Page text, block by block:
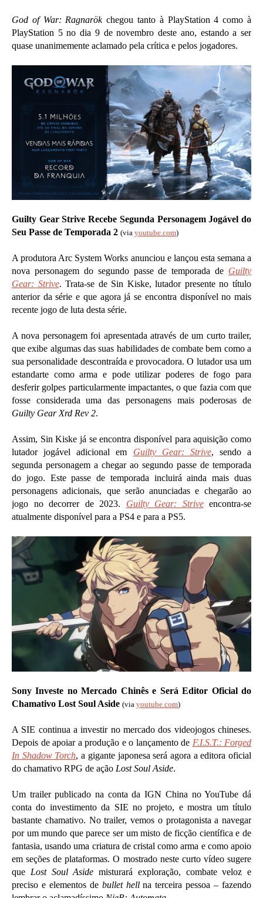
God of War: Ragnarök chegou tanto à PlayStation 4 como à
PlayStation 5 no dia 9 de novembro deste ano, estando a ser
quase unanimemente aclamado pela crítica e pelos jogadores.
Guilty Gear Strive Recebe Segunda Personagem Jogável do
Seu Passe de Temporada 2 (via youtube.com)
A produtora Arc System Works anunciou e lançou esta semana a
nova personagem do segundo passe de temporada de Guilty
Gear: Strive. Trata-se de Sin Kiske, lutador presente no título
anterior da série e que agora já se encontra disponível no mais
recente jogo de luta desta série.
A nova personagem foi apresentada através de um curto trailer,
que exibe algumas das suas habilidades de combate bem como a
sua personalidade descontraída e provocadora. O lutador usa um
estandarte como arma e pode utilizar poderes de fogo para
desferir golpes particularmente impactantes, o que fazia com que
fosse considerada uma das personagens mais poderosas de
Guilty Gear Xrd Rev 2.
Assim, Sin Kiske já se encontra disponível para aquisição como
lutador jogável adicional em Guilty Gear: Strive, sendo a
segunda personagem a chegar ao segundo passe de temporada
do jogo. Este passe de temporada incluirá ainda mais duas
personagens adicionais, que serão anunciadas e chegarão ao
jogo no decorrer de 2023. Guilty Gear: Striveencontra-se
atualmente disponível para a PS4 e para a PS5.
Sony Investe no Mercado Chinês e Será Editor Oficial do
Chamativo Lost Soul Aside (via youtube.com)
A SIE continua a investir no mercado dos videojogos chineses.
Depois de apoiar a produção e o lançamento de F.I.S.T.: Forged
In Shadow Torch, a gigante japonesa será agora a editora oficial
do chamativo RPG de ação Lost Soul Aside.
Um trailer publicado na conta da IGN China no YouTube dá
conta do investimento da SIE no projeto, e mostra um título
bastante chamativo. No trailer, vemos o protagonista a navegar
por um mundo que parece ser um misto de ficção científica e de
fantasia, usando uma criatura de cristal como arma e como apoio
em seções de plataformas. O mostrado neste curto vídeo sugere
que Lost Soul Aside misturará exploração, combate veloz e
preciso e elementos de bullet hellna terceira pessoa – fazendo